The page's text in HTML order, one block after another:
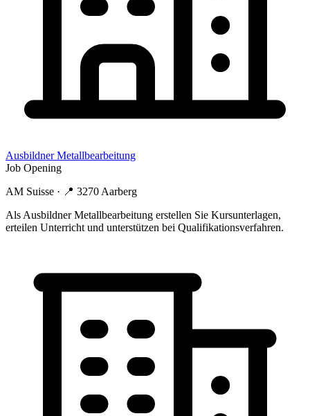
Ausbildner Metallbearbeitung
Job Opening
AM Suisse · 📍 3270 Aarberg
Als Ausbildner Metallbearbeitung erstellen Sie Kursunterlagen,
erteilen Unterricht und unterstützen bei Qualifikationsverfahren.